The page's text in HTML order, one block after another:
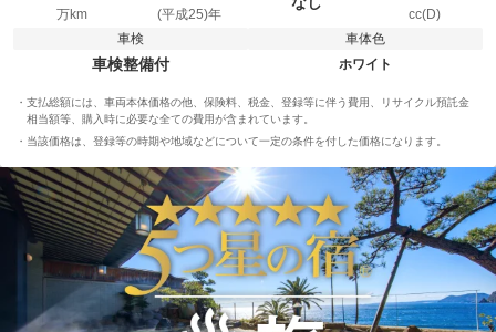
万km (平成25)年
cc(D)
車検
車検整備付
車体色
ホワイト
支払総額には、車両本体価格の他、保険料、税金、登録等に伴う費用、リサイクル預託金
相当額等、購入時に必要な全ての費用が含まれています。
当該価格は、登録等の時期や地域などについて一定の条件を付した価格になります。